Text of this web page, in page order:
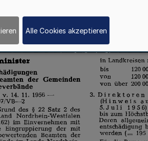
Alle Cookies akzeptieren